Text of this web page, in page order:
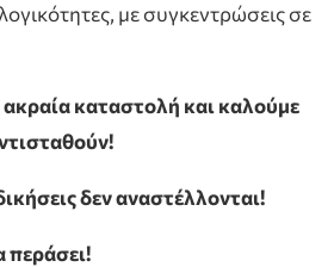
με συγκεντρώσεις σε
καταστολή και καλούμε
δεν αναστέλλονται!
περάσει!